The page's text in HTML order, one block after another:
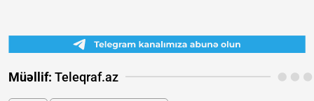
Müəllif: Teleqraf.az